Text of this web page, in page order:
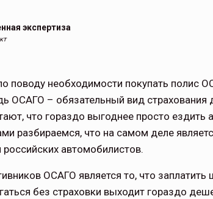
экспертиза
поводу необходимости покупать полис
ОСАГО – обязательный вид страхования
что гораздо выгоднее просто ездить
разбираемся, что на самом деле
автомобилистов.
ОСАГО является то, что
без страховки выходит гораздо